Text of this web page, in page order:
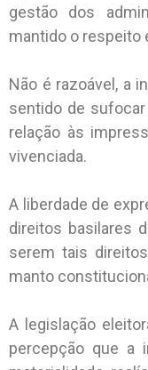
gestão dos
mantido o respeito
Não é razoável, a
sentido de
relação às
vivenciada.
A liberdade de
direitos basilares
serem tais
manto
A legislação
percepção que a